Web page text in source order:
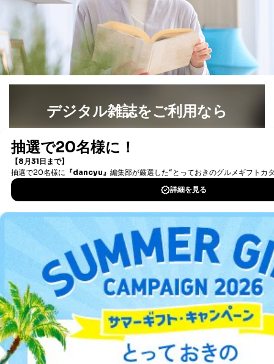
す。ただし、以下①～④のいずれかに該当する場合は、
利用目的の通知を行なうことはできません。そのとき
は、本人に遅滞無くその旨を通知するとともに、理由を
説明させていただきます。
①利用目的を本人に通知し、又は公表することによって
本人又は第三者の生命、身体、財産その他の権利利益を
当該事業者の権利又は正当な利益を害するおそれがある
場合
③国の機関又は地方公共団体が法令の定める事務を遂行
することに対して協力する必要がある場合であって、利
用目的を本人に通知し、又は公表することによって当該
事務の遂行に支障を及ぼすおそれがあるとき
④開示対象個人情報の利用目的が明らかな場合
開示対象個人情報については、保有個人データの本人ま
たはその代理人からの利用目的の通知、開示、変更等
（内容の訂正、追加または削除）、利用停止等（「利用
の停止または消去」「第三者への提供の停止」）の求め
に対応させていただいております。 当社顧客の皆様の
個人情報は「マイページ」にログインしていただくこと
で、訂正、追加、変更を行っていただくことが出来ま
す。マイページをご利用いただけない方、その他の方に
つきましては、下記Aをご覧ください。 また、ご登録い
ただいた個人情報のうち、市町村などの名称および郵便
番号、金融機関の名称あるいはクレジットカードの有効
期限など、商品のお届けやご請求を行う上で支障がある
情報に変更があった場合には、当社が登録情報を変更さ
せていただく場合があります。
デジタル雑誌をご利用なら
書籍）が無料で読み放題！
DOWNLOAD FOR IOS
DOWNLOAD FOR ANDROID
ご利用方法はこちら
総合案内
アフィリエイト 採用情報